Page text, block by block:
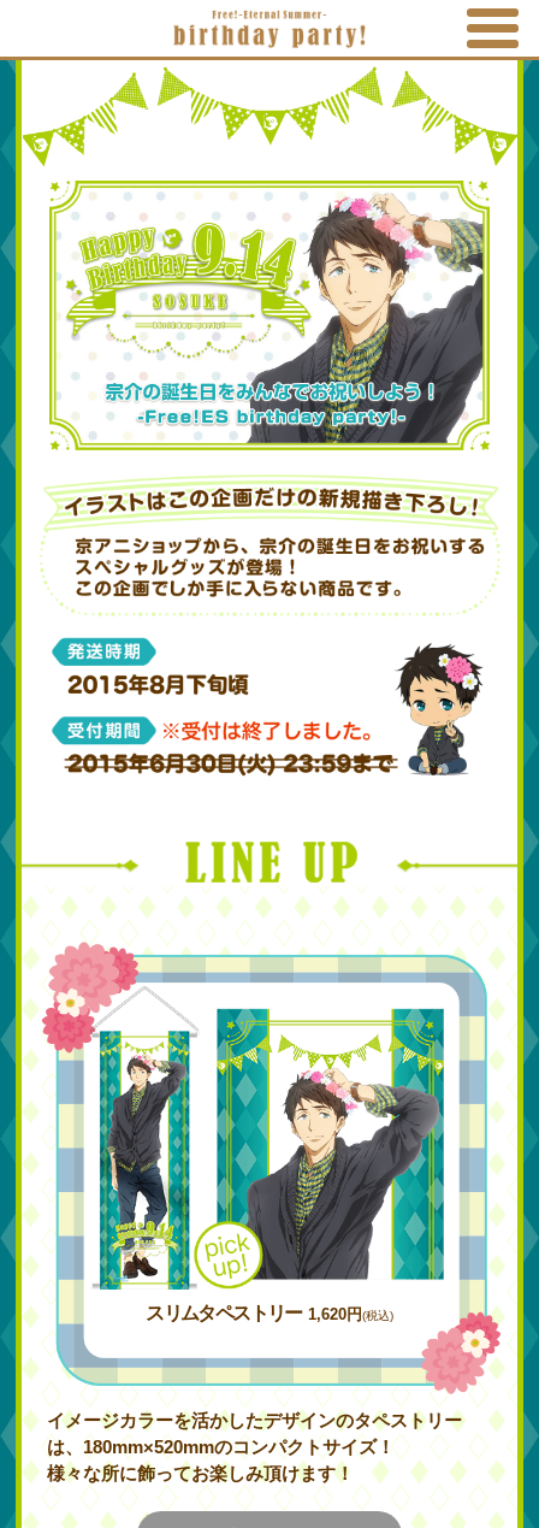
スリムタペストリー 1,620円(税込)
イメージカラーを活かしたデザインのタペストリー
は、180mm×520mmのコンパクトサイズ！
様々な所に飾ってお楽しみ頂けます！